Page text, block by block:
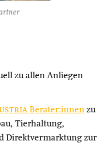
zu allen Anliegen
Berater:innen zu
Tierhaltung,
Direktvermarktung zur